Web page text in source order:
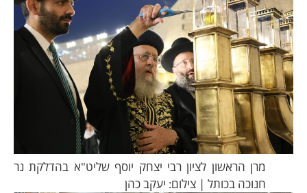
מרן הראשון לציון רבי יצחק יוסף שליט"א בהדלקת נר
חנוכה בכותל | צילום: יעקב כהן